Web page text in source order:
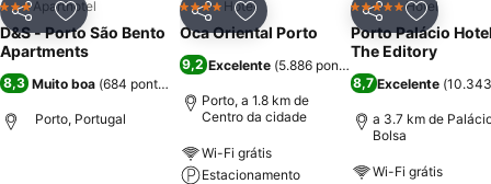
PartilharAdicionar aos favoritos
3 EstrelasAparthotel
D&S - Porto São Bento
Apartments
8,3 Muito boa (684 pontuações
Porto, Portugal
PartilharAdicionar aos favoritos
4 EstrelasHotel
Oca Oriental Porto
9,2 Excelente (5.886 pontuações
Porto, a 1.8 km de
Centro da cidade
Wi-Fi grátis
Estacionamento
Partilhar
5 EstrelasHotel
Porto Palácio
The Editory
8,7Excelente (
a 3.7 km de
Bolsa
Wi-Fi grátis